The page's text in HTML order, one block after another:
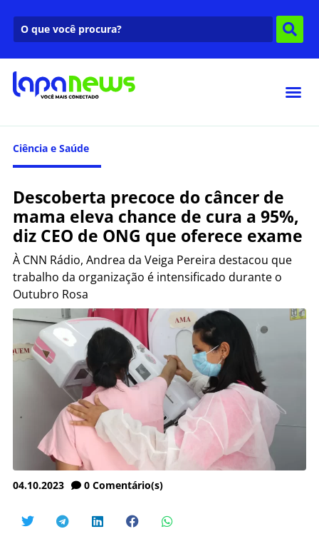
Ciência e Saúde
Descoberta precoce do câncer de
mama eleva chance de cura a 95%,
diz CEO de ONG que oferece exame
À CNN Rádio, Andrea da Veiga Pereira destacou que
trabalho da organização é intensificado durante o
Outubro Rosa
04.10.2023 0 Comentário(s)